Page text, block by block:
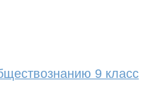
9 класс